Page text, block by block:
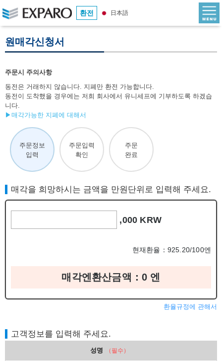
환전 日本語
원매각신청서
주문시 주의사항
동전은 거래하지 않습니다. 지폐만 환전 가능합니다.
동전이 도착했을 경우에는 저희 회사에서 유니세프에 기부하도록 하겠습
니다.
▶매각가능한 지폐에 대해서
주문정보
입력
주문입력
확인
주문
완료
매각을 희망하시는 금액을 만원단위로 입력해 주세요.
,000 KRW
현재환율：925.20/100엔
매각엔환산금액： 0 엔
환율규정에 관해서
고객정보를 입력해 주세요.
성명 （필수）